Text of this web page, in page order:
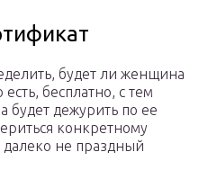
будет ли женщина
бесплатно, с тем
будет дежурить по ее
конкретному
далеко не праздный